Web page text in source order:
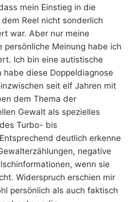
mein Einstieg in die
Reel nicht sonderlich
war. Aber nur meine
persönliche Meinung habe ich
Ich bin eine autistische
habe diese Doppeldiagnose
seit elf Jahren mit
dem Thema der
Gewalt als spezielles
Turbo- bis
deutlich erkenne
negative
wenn sie
Widerspruch erschien mir
persönlich als auch faktisch